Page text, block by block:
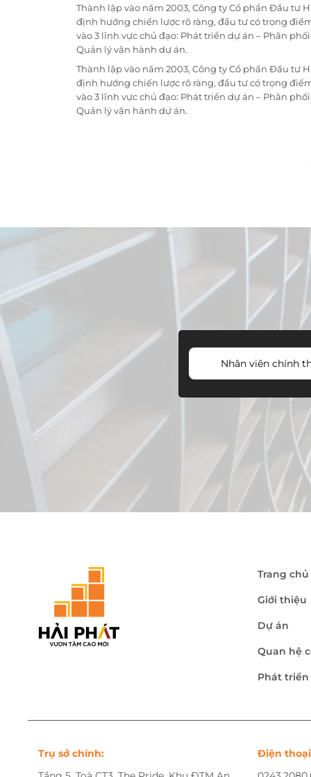
Thành lập vào năm 2003, Công ty Cổ phần Đầu tư
định hướng chiến lược rõ ràng, đầu tư có trọng
vào 3 lĩnh vực chủ đạo: Phát triển dự án – Phân
Quản lý vận hành dự án.
Thành lập vào năm 2003, Công ty Cổ phần Đầu tư
định hướng chiến lược rõ ràng, đầu tư có trọng
vào 3 lĩnh vực chủ đạo: Phát triển dự án – Phân
Quản lý vận hành dự án.
Nhân viên chính
Trang chủ
Giới thiệu
Dự án
Quan hệ
Phát
Trụ sở chính:
Điện